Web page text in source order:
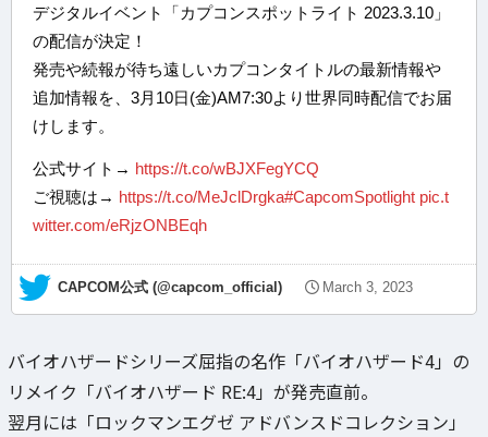
デジタルイベント「カプコンスポットライト 2023.3.10」
の配信が決定！
発売や続報が待ち遠しいカプコンタイトルの最新情報や
追加情報を、3月10日(金)AM7:30より世界同時配信でお届
けします。
公式サイト→ https://t.co/wBJXFegYCQ
ご視聴は→ https://t.co/MeJclDrgka#CapcomSpotlight pic.t
witter.com/eRjzONBEqh
— CAPCOM公式 (@capcom_official) March 3, 2023
バイオハザードシリーズ屈指の名作「バイオハザード4」の
リメイク「バイオハザード RE:4」が発売直前。
翌月には「ロックマンエグゼ アドバンスドコレクション」